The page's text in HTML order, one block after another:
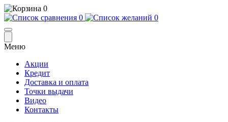
0
0
0
Меню
Акции
Кредит
Доставка и оплата
Точки выдачи
Видео
Контакты